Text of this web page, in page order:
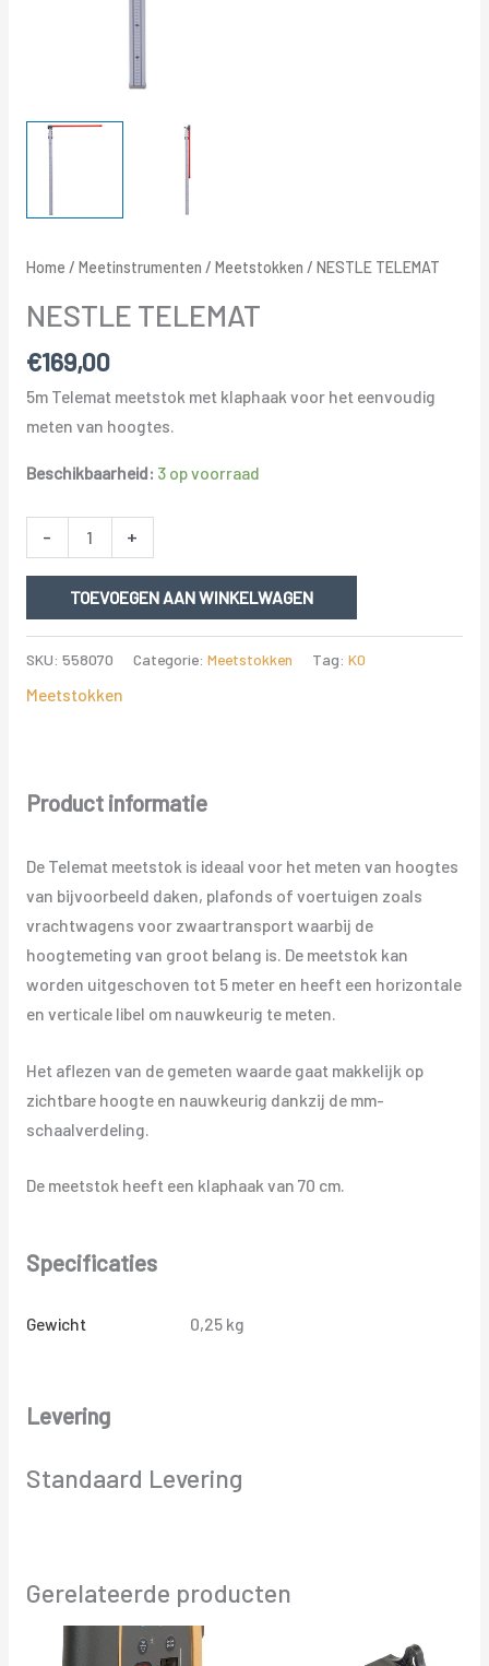
Home / Meetinstrumenten / Meetstokken / NESTLE TELEMAT
NESTLE TELEMAT
€169,00
5m Telemat meetstok met klaphaak voor het eenvoudig
meten van hoogtes.
Beschikbaarheid: 3 op voorraad
-
TELEMAT
aantal
+
TOEVOEGEN AAN WINKELWAGEN
SKU: 558070 Categorie: Meetstokken Tag: K0
Meetstokken
Product informatie
De Telemat meetstok is ideaal voor het meten van hoogtes
van bijvoorbeeld daken, plafonds of voertuigen zoals
vrachtwagens voor zwaartransport waarbij de
hoogtemeting van groot belang is. De meetstok kan
worden uitgeschoven tot 5 meter en heeft een horizontale
en verticale libel om nauwkeurig te meten.
Het aflezen van de gemeten waarde gaat makkelijk op
zichtbare hoogte en nauwkeurig dankzij de mm-
schaalverdeling.
De meetstok heeft een klaphaak van 70 cm.
Specificaties
Gewicht 0,25 kg
Levering
Standaard Levering
Gerelateerde producten